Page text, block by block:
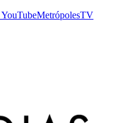
YouTubeMetrópolesTV